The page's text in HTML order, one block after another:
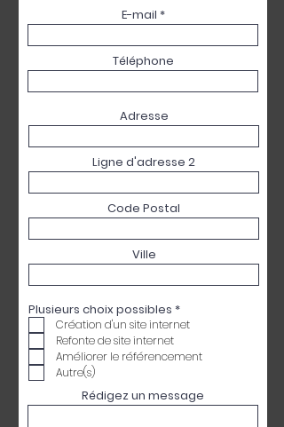
E-mail
Téléphone
Adresse
Ligne d'adresse 2
Code Postal
Ville
Plusieurs choix possibles *O
b
l
g
o
i
Création d'un site internet
Refonte de site internet
Améliorer le référencement
Autre(s)
Rédigez un message